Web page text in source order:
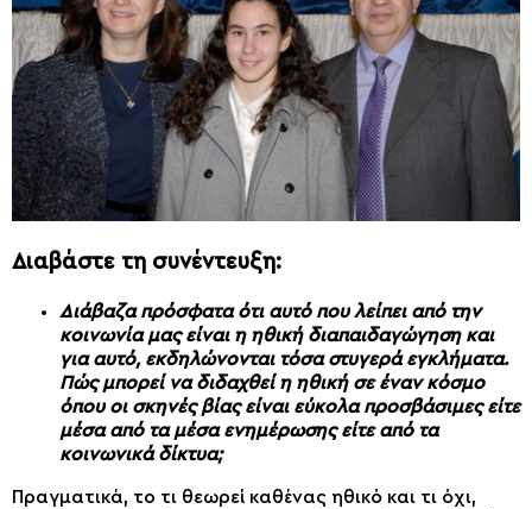
Διαβάστε τη συνέντευξη:
Διάβαζα πρόσφατα ότι αυτό που λείπει από την
κοινωνία μας είναι η ηθική διαπαιδαγώγηση και
για αυτό, εκδηλώνονται τόσα στυγερά εγκλήματα.
Πώς μπορεί να διδαχθεί η ηθική σε έναν κόσμο
όπου οι σκηνές βίας είναι εύκολα προσβάσιμες είτε
μέσα από τα μέσα ενημέρωσης είτε από τα
κοινωνικά δίκτυα;
Πραγματικά, το τι θεωρεί καθένας ηθικό και τι όχι,